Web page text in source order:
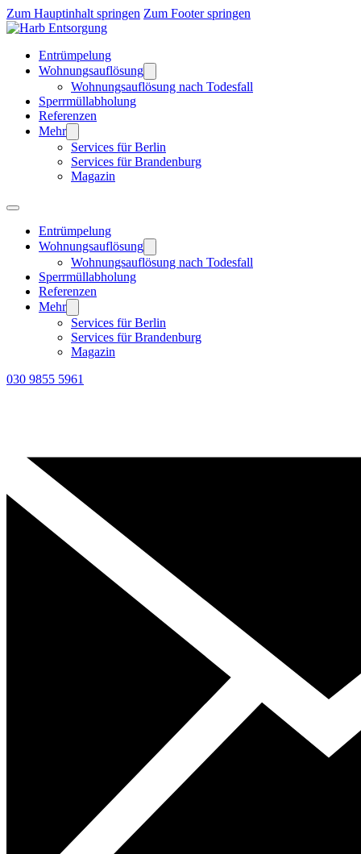
Zum Hauptinhalt springen Zum Footer springen
Entrümpelung
Wohnungsauflösung
Wohnungsauflösung nach Todesfall
Sperrmüllabholung
Referenzen
Mehr
Services für Berlin
Services für Brandenburg
Magazin
Entrümpelung
Wohnungsauflösung
Wohnungsauflösung nach Todesfall
Sperrmüllabholung
Referenzen
Mehr
Services für Berlin
Services für Brandenburg
Magazin
030 9855 5961